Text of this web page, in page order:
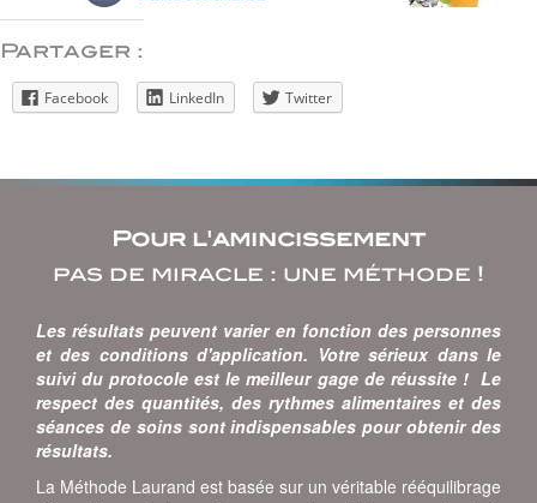
Partager :
Facebook LinkedIn Twitter
Pour l'amincissement
pas de miracle : une méthode !
Les résultats peuvent varier en fonction des personnes
et des conditions d'application. Votre sérieux dans le
suivi du protocole est le meilleur gage de réussite ! Le
respect des quantités, des rythmes alimentaires et des
séances de soins sont indispensables pour obtenir des
résultats.
La Méthode Laurand est basée sur un véritable rééquilibrage